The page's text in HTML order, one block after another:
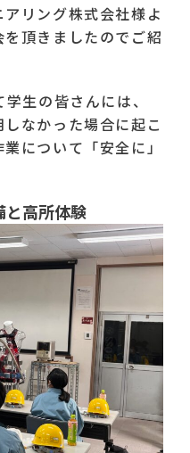
リング株式会社様よ
頂きましたのでご紹
生の皆さんには、
なかった場合に起こ
について「安全に」
と高所体験